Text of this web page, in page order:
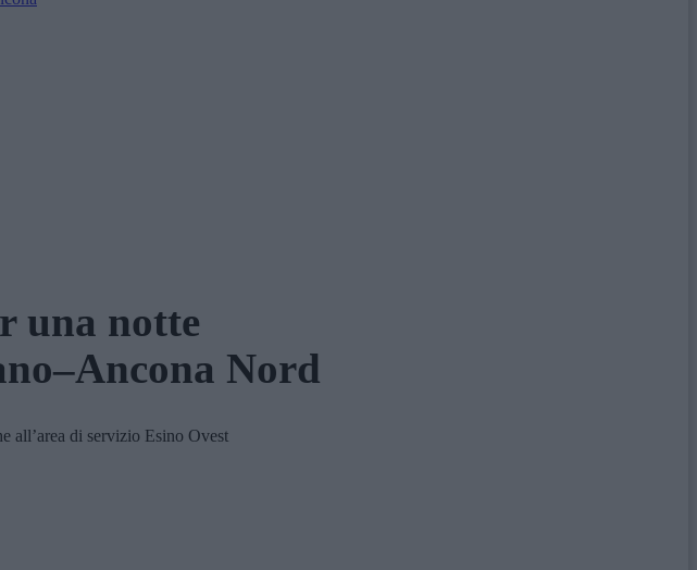
una notte
Nord
all’area di servizio Esino Ovest